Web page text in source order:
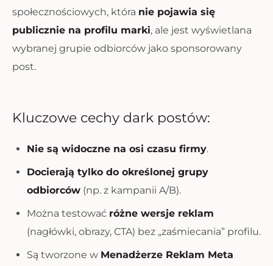
społecznościowych, która nie pojawia się
publicznie na profilu marki, ale jest wyświetlana
wybranej grupie odbiorców jako sponsorowany
post.
Kluczowe cechy dark postów:
Nie są widoczne na osi czasu firmy.
Docierają tylko do określonej grupy
odbiorców (np. z kampanii A/B).
Można testować różne wersje reklam
(nagłówki, obrazy, CTA) bez „zaśmiecania” profilu.
Są tworzone w Menadżerze Reklam Meta